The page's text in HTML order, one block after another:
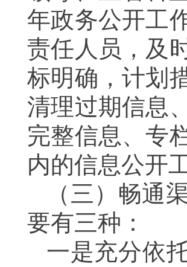
年政务公开工
责任人员，及
标明确，计划
清理过期信息
完整信息、专
内的信息公开
（三）畅通
要有三种：
一是充分依